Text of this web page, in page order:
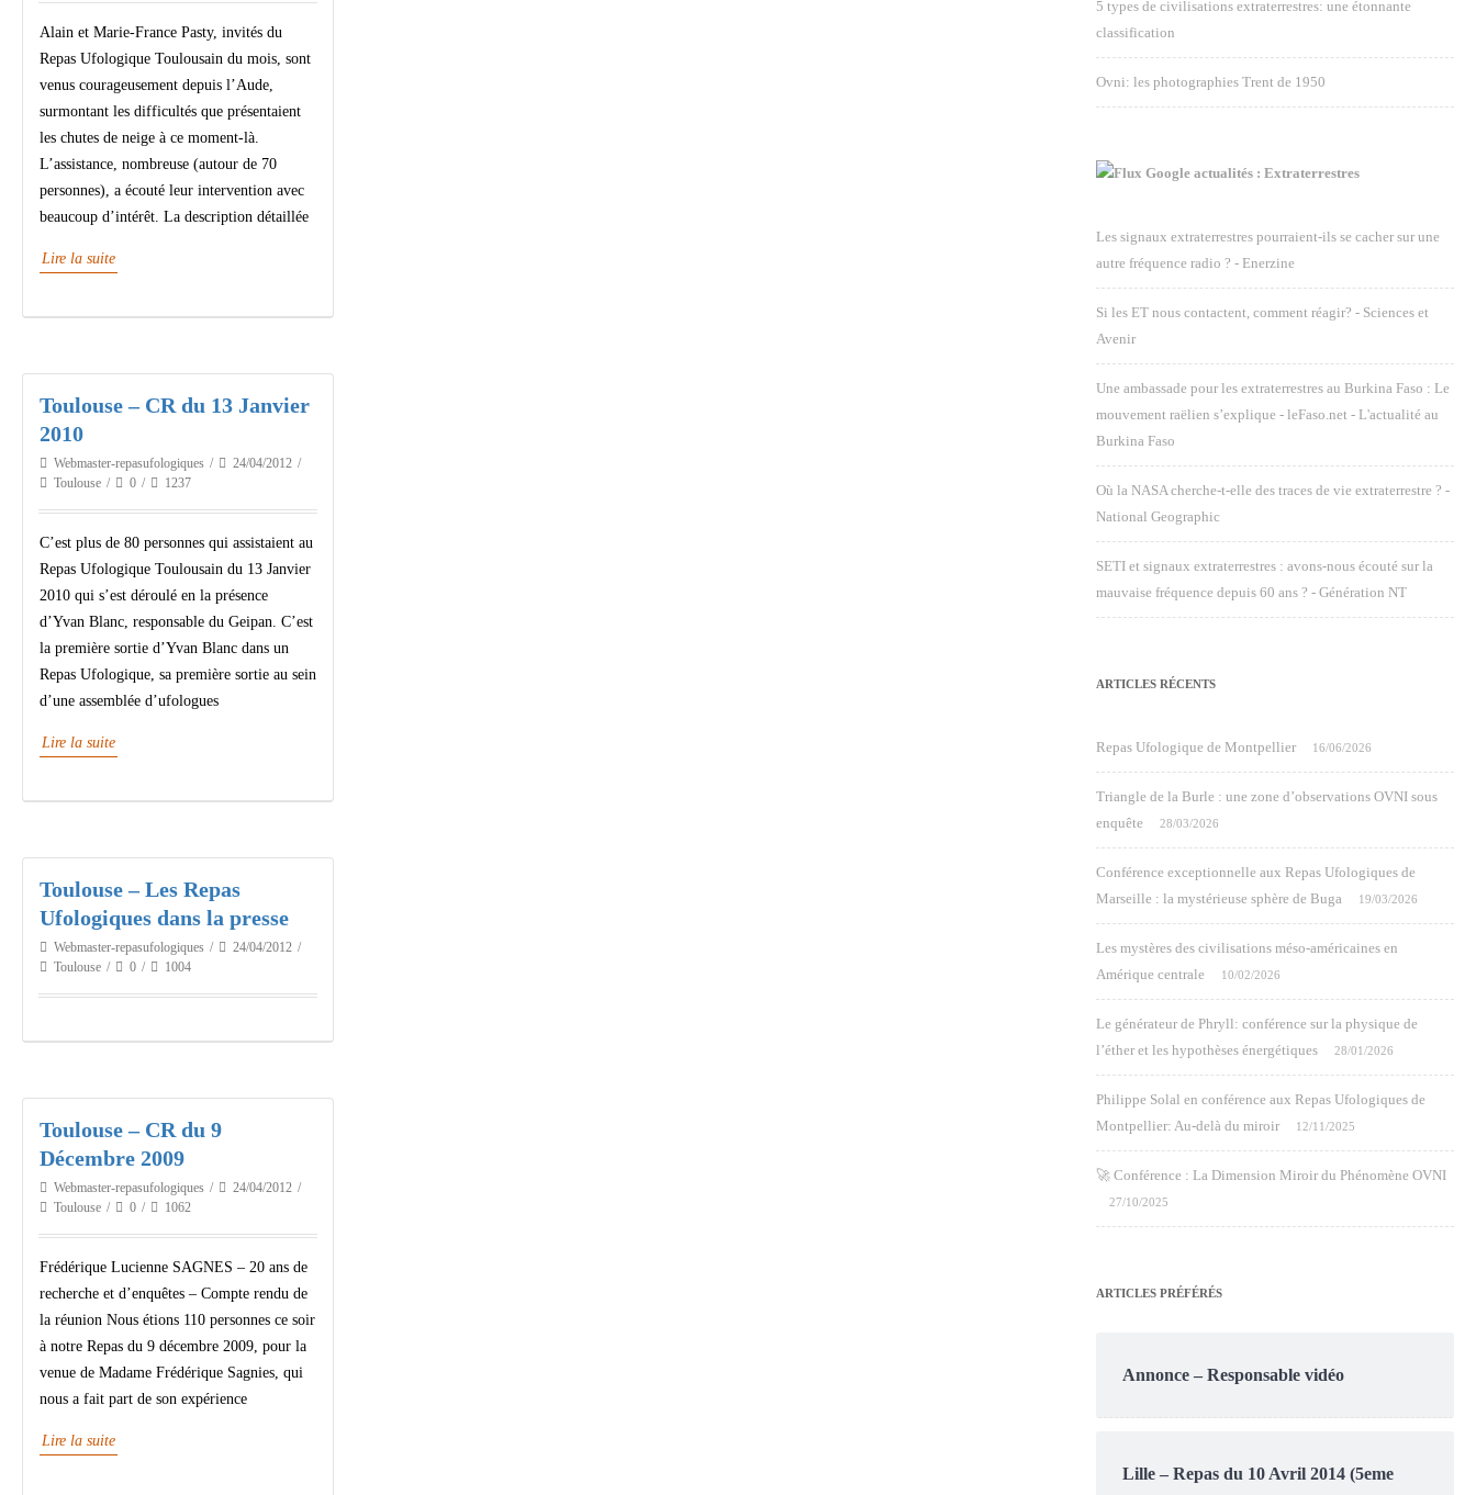
Alain et Marie-France Pasty, invités du
Repas Ufologique Toulousain du mois, sont
venus courageusement depuis l’Aude,
surmontant les difficultés que présentaient
les chutes de neige à ce moment-là.
L’assistance, nombreuse (autour de 70
personnes), a écouté leur intervention avec
beaucoup d’intérêt. La description détaillée
Lire la suite
Toulouse – CR du 13 Janvier
2010
Webmaster-repasufologiques
24/04/2012
Toulouse
0 1237
C’est plus de 80 personnes qui assistaient au
Repas Ufologique Toulousain du 13 Janvier
2010 qui s’est déroulé en la présence
d’Yvan Blanc, responsable du Geipan. C’est
la première sortie d’Yvan Blanc dans un
Repas Ufologique, sa première sortie au sein
d’une assemblée d’ufologues
Lire la suite
Toulouse – Les Repas
Ufologiques dans la presse
Webmaster-repasufologiques
24/04/2012
Toulouse
0 1004
Toulouse – CR du 9
Décembre 2009
Webmaster-repasufologiques
24/04/2012
Toulouse
0 1062
Frédérique Lucienne SAGNES – 20 ans de
recherche et d’enquêtes – Compte rendu de
la réunion Nous étions 110 personnes ce soir
à notre Repas du 9 décembre 2009, pour la
venue de Madame Frédérique Sagnies, qui
nous a fait part de son expérience
Lire la suite
5 types de civilisations extraterrestres: une étonnante
classification
Ovni: les photographies Trent de 1950
Google actualités : Extraterrestres
Les signaux extraterrestres pourraient-ils se cacher sur une
autre fréquence radio ? - Enerzine
Si les ET nous contactent, comment réagir? - Sciences et
Avenir
Une ambassade pour les extraterrestres au Burkina Faso : Le
mouvement raëlien s’explique - leFaso.net - L'actualité au
Burkina Faso
Où la NASA cherche-t-elle des traces de vie extraterrestre ? -
National Geographic
SETI et signaux extraterrestres : avons-nous écouté sur la
mauvaise fréquence depuis 60 ans ? - Génération NT
ARTICLES RÉCENTS
Repas Ufologique de Montpellier 16/06/2026
Triangle de la Burle : une zone d’observations OVNI sous
enquête
28/03/2026
Conférence exceptionnelle aux Repas Ufologiques de
Marseille : la mystérieuse sphère de Buga
19/03/2026
Les mystères des civilisations méso-américaines en
Amérique centrale
10/02/2026
Le générateur de Phryll: conférence sur la physique de
l’éther et les hypothèses énergétiques
28/01/2026
Philippe Solal en conférence aux Repas Ufologiques de
Montpellier: Au-delà du miroir
12/11/2025
🚀 Conférence : La Dimension Miroir du Phénomène OVNI
27/10/2025
ARTICLES PRÉFÉRÉS
Annonce – Responsable vidéo
Lille – Repas du 10 Avril 2014 (5eme